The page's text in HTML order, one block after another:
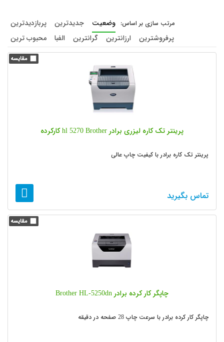
وضعیت جدیدترین
پربازدیدترین
پرفروشترین
ارزانترین گرانترین الفبا محبوب ترین
پرینتر تک کاره لیزری برادر hl 5270 Brother کارکرده
پرینتر تک کاره برادر با کیفیت چاپ عالی
تماس بگیرید
چاپگر کار کرده برادر Brother HL-5250dn
چاپگر کار کرده برادر با سرعت چاپ 28 صفحه در دقیقه